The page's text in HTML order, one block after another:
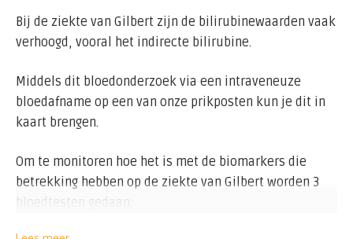
Bij de ziekte van Gilbert zijn de bilirubinewaarden vaak
verhoogd, vooral het indirecte bilirubine.
Middels dit bloedonderzoek via een intraveneuze
bloedafname op een van onze prikposten kun je dit in
kaart brengen.
Om te monitoren hoe het is met de biomarkers die
betrekking hebben op de ziekte van Gilbert worden 3
bloedtesten gedaan: